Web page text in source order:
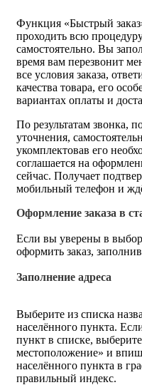
Функция «Быстрый
проходить всю
самостоятельно. Вы
время вам перезвонит
все условия заказа,
качества товара, его
вариантах оплаты и
По результатам звонка,
уточнения,
укомплектовав его
соглашается на
сейчас. Получает
мобильный телефон и
Оформление заказа в
Если вы уверены в
оформить заказ,
Заполнение адреса
Выберите из списка
населённого пункта.
пункт в списке,
местоположение» и
населённого пункта в
правильный индекс.